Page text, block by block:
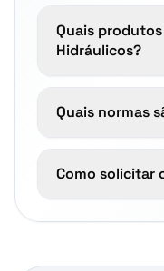
Quais
Hidráulicos?
Quais normas
Como solicitar